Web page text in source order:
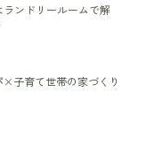
ランドリールームで解
×子育て世帯の家づくり